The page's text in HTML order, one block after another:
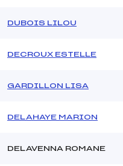
départ :
A :
DUBOIS LILOU
DECROUX ESTELLE
GARDILLON LISA
DELAHAYE MARION
DELAVENNA ROMANE